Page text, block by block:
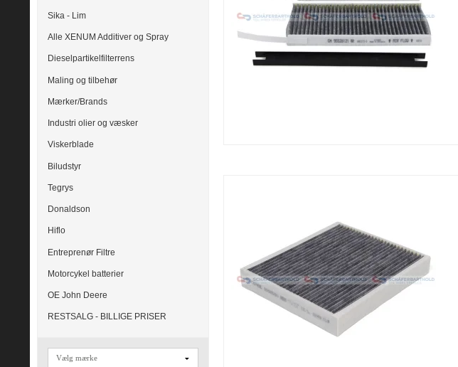
Sika - Lim
Alle XENUM Additiver og Spray
Dieselpartikelfilterrens
Maling og tilbehør
Mærker/Brands
Industri olier og væsker
Viskerblade
Biludstyr
Tegrys
Donaldson
Hiflo
Entreprenør Filtre
Motorcykel batterier
OE John Deere
RESTSALG - BILLIGE PRISER